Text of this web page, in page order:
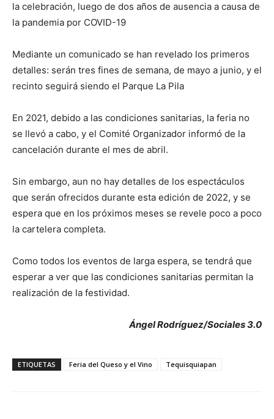
la celebración, luego de dos años de ausencia a causa de
la pandemia por COVID-19
Mediante un comunicado se han revelado los primeros
detalles: serán tres fines de semana, de mayo a junio, y el
recinto seguirá siendo el Parque La Pila
En 2021, debido a las condiciones sanitarias, la feria no
se llevó a cabo, y el Comité Organizador informó de la
cancelación durante el mes de abril.
Sin embargo, aun no hay detalles de los espectáculos
que serán ofrecidos durante esta edición de 2022, y se
espera que en los próximos meses se revele poco a poco
la cartelera completa.
Como todos los eventos de larga espera, se tendrá que
esperar a ver que las condiciones sanitarias permitan la
realización de la festividad.
Ángel Rodríguez/Sociales 3.0
ETIQUETAS Feria del Queso y el Vino Tequisquiapan